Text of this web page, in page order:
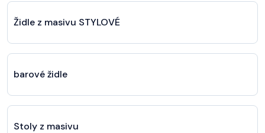
Židle z masivu STYLOVÉ
barové židle
Stoly z masivu